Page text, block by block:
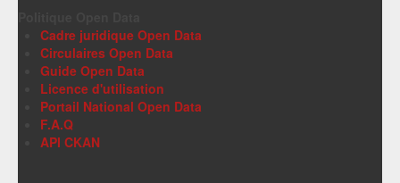
Cadre juridique Open Data
Circulaires Open Data
Guide Open Data
Licence d'utilisation
Portail National Open Data
F.A.Q
API CKAN